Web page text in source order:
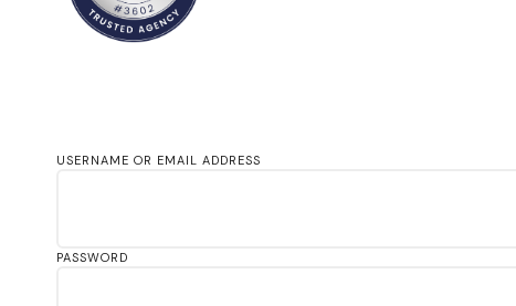
USERNAME OR EMAIL ADDRESS
PASSWORD